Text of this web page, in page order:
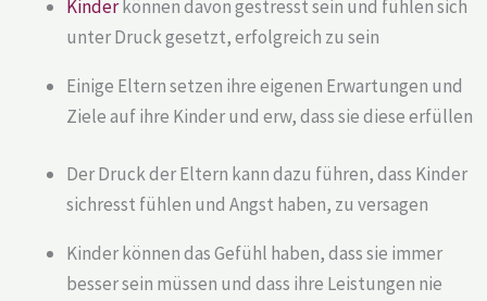
Kinderkönnen davon gestresst sein und fühlen sich
unter Druck gesetzt, erfolgreich zu sein
Einige Eltern setzen ihre eigenen Erwartungen und
Ziele auf ihre Kinder und erw, dass sie diese erfüllen
Der Druck der Eltern kann dazu führen, dass Kinder
sichresst fühlen und Angst haben, zu versagen
Kinder können das Gefühl haben, dass sie immer
besser sein müssen und dass ihre Leistungen nie